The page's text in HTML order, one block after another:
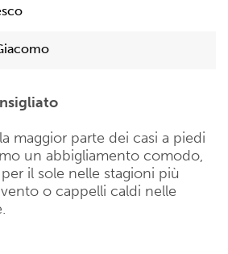
maggior parte dei casi a piedi
un abbigliamento comodo,
il sole nelle stagioni più
o cappelli caldi nelle